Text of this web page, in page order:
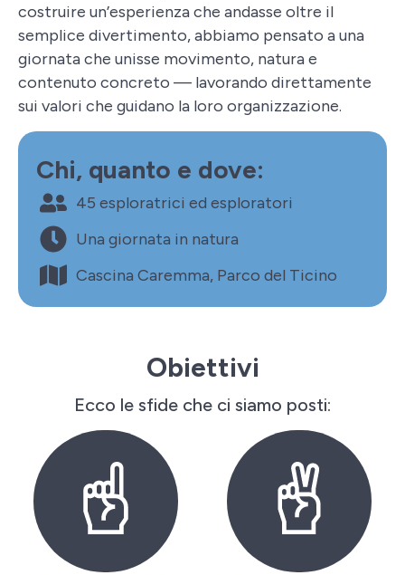
costruire un’esperienza che andasse oltre il
semplice divertimento, abbiamo pensato a una
giornata che unisse movimento, natura e
contenuto concreto — lavorando direttamente
sui valori che guidano la loro organizzazione.
Chi, quanto e dove:
45 esploratrici ed esploratori
Una giornata in natura
Cascina Caremma, Parco del Ticino
Obiettivi
Ecco le sfide che ci siamo posti: